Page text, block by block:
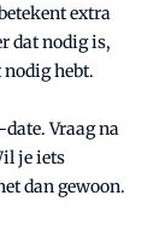
extra
dat nodig is,
hebt.
Vraag na
je iets
dan gewoon.